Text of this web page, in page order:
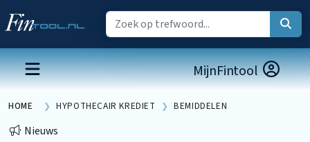
MijnFintool
HOME HYPOTHECAIR KREDIET BEMIDDELEN
Nieuws